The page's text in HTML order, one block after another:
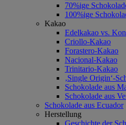
70%ige
100%ige
Kakao
Edelkakao vs.
Criollo-Kakao
Forastero-Kakao
Nacional-Kakao
Trinitario-Kakao
‚Single Origin‘-
Schokolade aus
Schokolade aus
Schokolade aus Ecuador
Herstellung
Geschichte der